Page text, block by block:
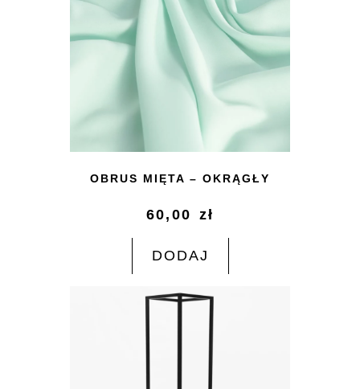
OBRUS MIĘTA – OKRĄGŁY
60,00 zł
DODAJ